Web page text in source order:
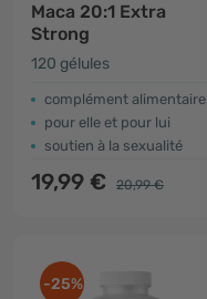
Maca 20:1 Extra
Strong
120 gélules
complément alimentaire
pour elle et pour lui
soutien à la sexualité
19,99 € 20,99 €
-25%